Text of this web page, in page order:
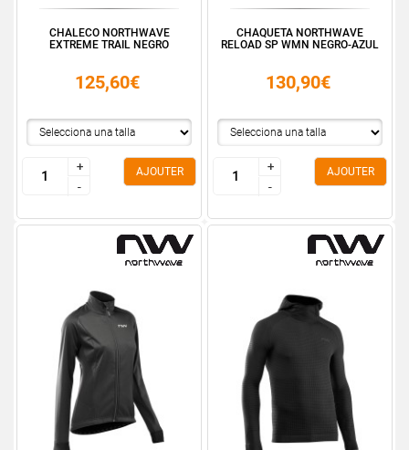
CHALECO NORTHWAVE
EXTREME TRAIL NEGRO
125,60€
+
-
+
-
AJOUTER
CHAQUETA NORTHWAVE
RELOAD SP WMN NEGRO-AZUL
130,90€
+
-
+
-
AJOUTER